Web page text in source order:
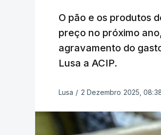
O pão e os produtos
preço no próximo
agravamento do
Lusa a ACIP.
Lusa / 2 Dezembro 2025,